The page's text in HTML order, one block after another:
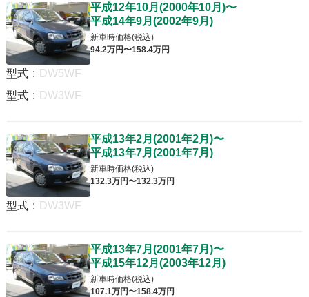
平成12年10月 (2000年10月 )〜
平成14年9月 (2002年9月 )
新車時価格(税込)
94.2万円〜158.4万円
型式 : DW5WF
型式 : DW3WF
平成13年2月 (2001年2月 )〜
平成13年7月 (2001年7月 )
新車時価格(税込)
132.3万円〜132.3万円
型式 : DW3WF
平成13年7月 (2001年7月 )〜
平成15年12月 (2003年12月 )
新車時価格(税込)
107.1万円〜158.4万円